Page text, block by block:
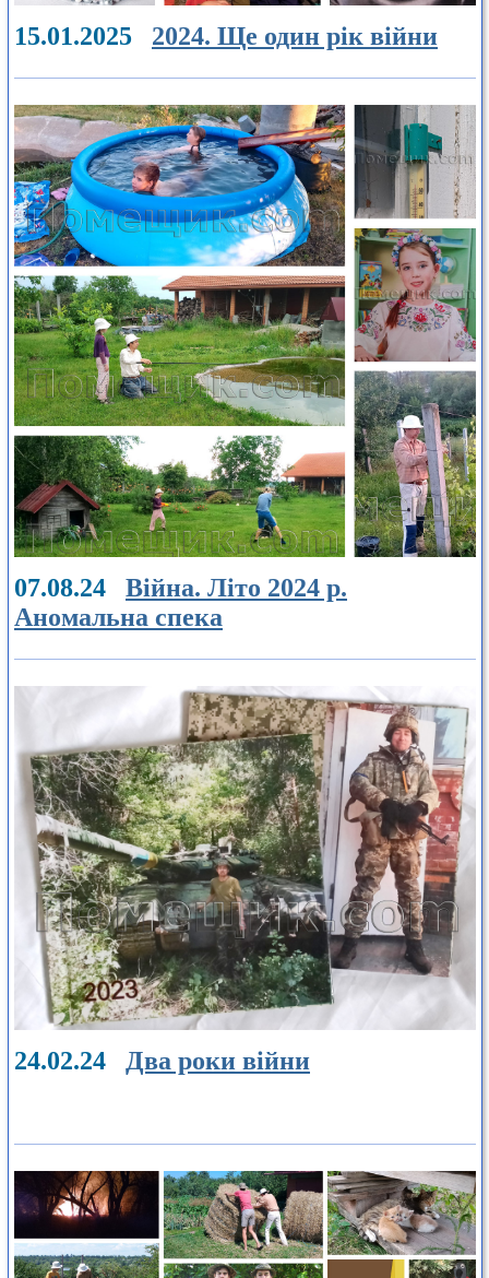
15.01.2025 2024. Ще один рік війни
07.08.24 Війна. Літо 2024 р.
Аномальна спека
24.02.24 Два роки війни